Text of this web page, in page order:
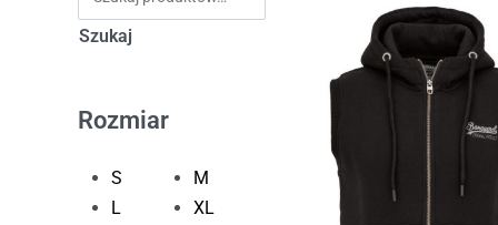
Szukaj
Rozmiar
S
M
L
XL